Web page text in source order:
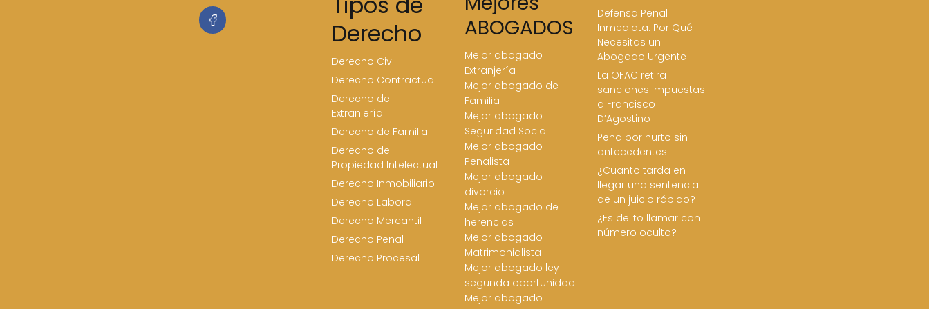
Derecho
Derecho Civil
Derecho Contractual
Derecho de
Extranjería
Derecho de Familia
Derecho de
Propiedad Intelectual
Derecho Inmobiliario
Derecho Laboral
Derecho Mercantil
Derecho Penal
Derecho Procesal
ABOGADOS
Mejor abogado
Extranjería
Mejor abogado de
Familia
Mejor abogado
Seguridad Social
Mejor abogado
Penalista
Mejor abogado
divorcio
Mejor abogado de
herencias
Mejor abogado
Matrimonialista
Mejor abogado ley
segunda oportunidad
Mejor abogado
Defensa Penal
Inmediata: Por Qué
Necesitas un
Abogado Urgente
La OFAC retira
sanciones impuestas
a Francisco
D’Agostino
Pena por hurto sin
antecedentes
¿Cuanto tarda en
llegar una sentencia
de un juicio rápido?
¿Es delito llamar con
número oculto?